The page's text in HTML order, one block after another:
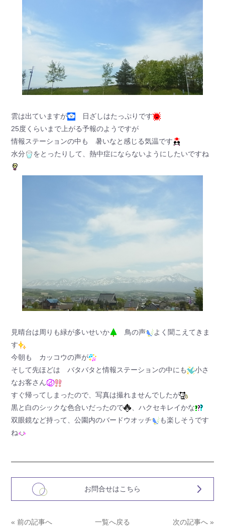
雲は出ていますが
日ざしはたっぷりです
25度くらいまで上がる予報のようですが
情報ステーションの中も 暑いなと感じる気温です
水分
をとったりして、熱中症にならないようにしたいですね
見晴台は周りも緑が多いせいか 鳥の声
よく聞こえてきま
す
今朝も カッコウの声が
そして先ほどは バタバタと情報ステーションの中にも
小さ
なお客さん
すぐ帰ってしまったので、写真は撮れませんでしたが
黒と白のシックな色合いだったので
、ハクセキレイかな
双眼鏡など持って、公園内のバードウオッチ
も楽しそうです
ね
お問合せはこちら
« 前の記事へ 一覧へ戻る 次の記事へ »